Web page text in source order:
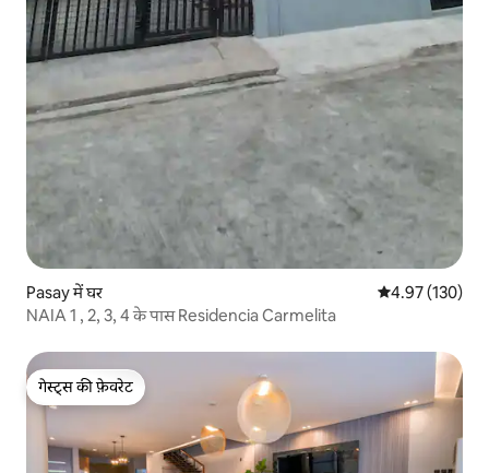
Pasay में घर औसत रेटिंग 5 में से
4.97 (130)
NAIA 1 , 2, 3, 4 के पास Residencia Carmelita
गेस्ट्स की फ़ेवरेट
गेस्ट्स की फ़ेवरेट